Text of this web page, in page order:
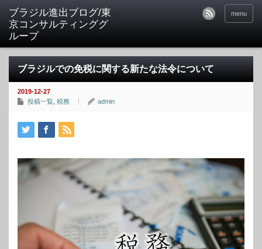
ブラジル進出ブログ/東
京コンサルティンググ
ループ
menu
ブラジルでの免税に関する新たな法令について
2019-12-27
投稿一覧 税務 admin